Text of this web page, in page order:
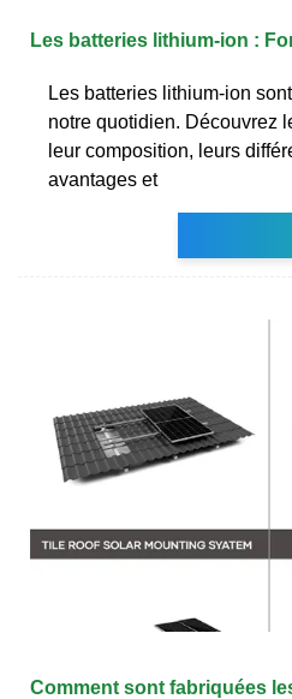
Les batteries lithium-ion :
Les batteries lithium-ion
notre quotidien. Découvrez
leur composition, leurs
avantages et
Comment sont fabriquées